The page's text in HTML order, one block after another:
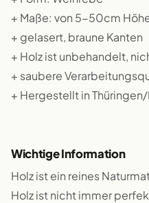
+ Maße: von 5-50cm
+ gelasert, braune Kanten
+ Holz ist unbehandelt,
+ saubere
+ Hergestellt in
Wichtige Information
Holz ist ein reines
Holz ist nicht immer